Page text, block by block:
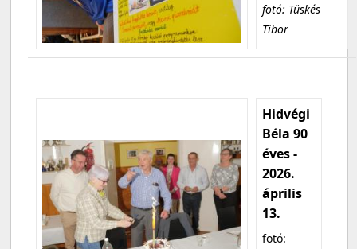
fotó: Tüskés
Tibor
Hidvégi
Béla 90
éves -
2026.
április
13.
fotó: